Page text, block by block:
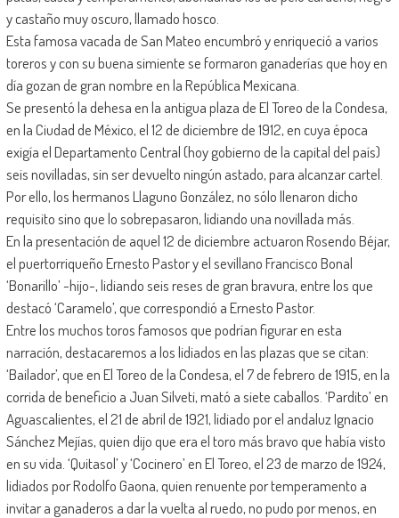
y castaño muy oscuro, llamado hosco.
Esta famosa vacada de San Mateo encumbró y enriqueció a varios
toreros y con su buena simiente se formaron ganaderías que hoy en
día gozan de gran nombre en la República Mexicana.
Se presentó la dehesa en la antigua plaza de El Toreo de la Condesa,
en la Ciudad de México, el 12 de diciembre de 1912, en cuya época
exigía el Departamento Central (hoy gobierno de la capital del país)
seis novilladas, sin ser devuelto ningún astado, para alcanzar cartel.
Por ello, los hermanos Llaguno González, no sólo llenaron dicho
requisito sino que lo sobrepasaron, lidiando una novillada más.
En la presentación de aquel 12 de diciembre actuaron Rosendo Béjar,
el puertorriqueño Ernesto Pastor y el sevillano Francisco Bonal
‘Bonarillo’ -hijo-, lidiando seis reses de gran bravura, entre los que
destacó ‘Caramelo’, que correspondió a Ernesto Pastor.
Entre los muchos toros famosos que podrían figurar en esta
narración, destacaremos a los lidiados en las plazas que se citan:
‘Bailador’, que en El Toreo de la Condesa, el 7 de febrero de 1915, en la
corrida de beneficio a Juan Silveti, mató a siete caballos. ‘Pardito’ en
Aguascalientes, el 21 de abril de 1921, lidiado por el andaluz Ignacio
Sánchez Mejías, quien dijo que era el toro más bravo que había visto
en su vida. ‘Quitasol’ y ‘Cocinero’ en El Toreo, el 23 de marzo de 1924,
lidiados por Rodolfo Gaona, quien renuente por temperamento a
invitar a ganaderos a dar la vuelta al ruedo, no pudo por menos, en